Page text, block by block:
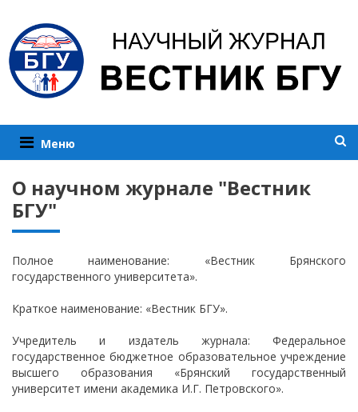
Меню
О научном журнале "Вестник
БГУ"
Полное наименование: «Вестник Брянского
государственного университета».
Краткое наименование: «Вестник БГУ».
Учредитель и издатель журнала: Федеральное
государственное бюджетное образовательное учреждение
высшего образования «Брянский государственный
университет имени академика И.Г. Петровского».